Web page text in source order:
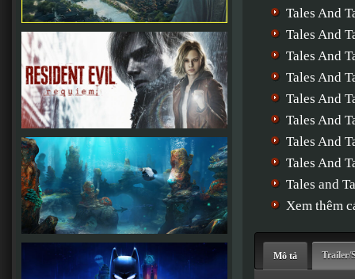
Tales And
Tales And
Tales And
Tales And
Tales And
Tales And
Tales And
Tales And
Tales and
Xem thêm
Mô tả Trailer/